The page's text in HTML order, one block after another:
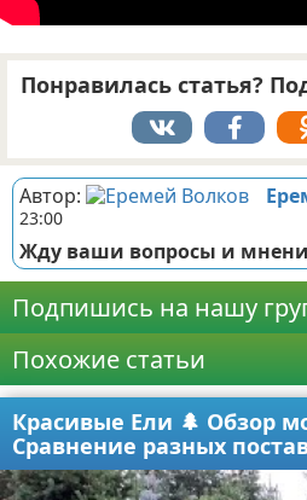
Понравилась статья?
Автор:
23:00
Жду ваши вопросы и
Подпишись на нашу
Похожие статьи
Красивые Ели 🌲 Обзор
Сравнение разных